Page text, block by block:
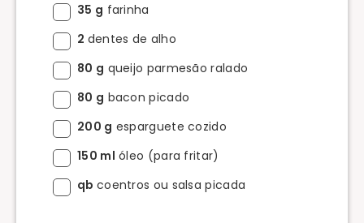
35 g farinha
2 dentes de alho
80 g queijo parmesão ralado
80 g bacon picado
200 g esparguete cozido
150 ml óleo (para fritar)
qb coentros ou salsa picada